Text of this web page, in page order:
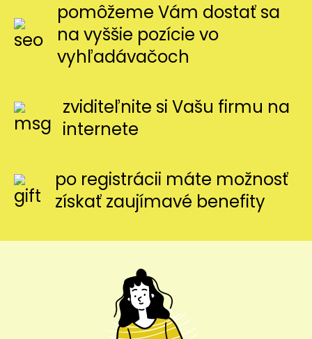
pomôžeme Vám dostať sa
na vyššie pozície vo
vyhľadávačoch
zviditeľnite si Vašu firmu na
internete
po registrácii máte možnosť
získať zaujímavé benefity